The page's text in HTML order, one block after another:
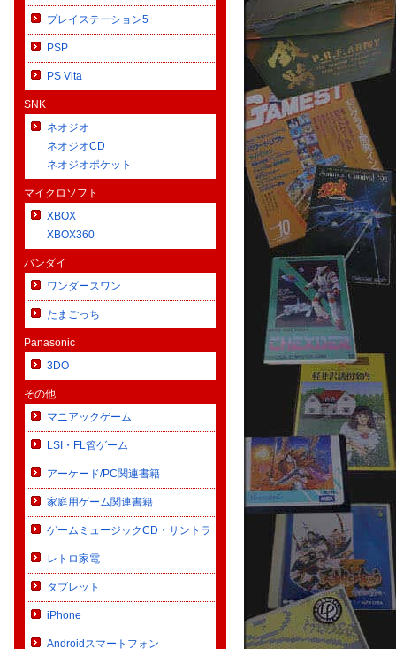
プレイステーション5
PSP
PS Vita
SNK
ネオジオ
ネオジオCD
ネオジオポケット
マイクロソフト
XBOX
XBOX360
バンダイ
ワンダースワン
たまごっち
Panasonic
3DO
その他
マニアックゲーム
LSI・FL管ゲーム
アーケード/PC関連書籍
家庭用ゲーム関連書籍
ゲームミュージックCD・サントラ
レトロ家電
タブレット
iPhone
Androidスマートフォン